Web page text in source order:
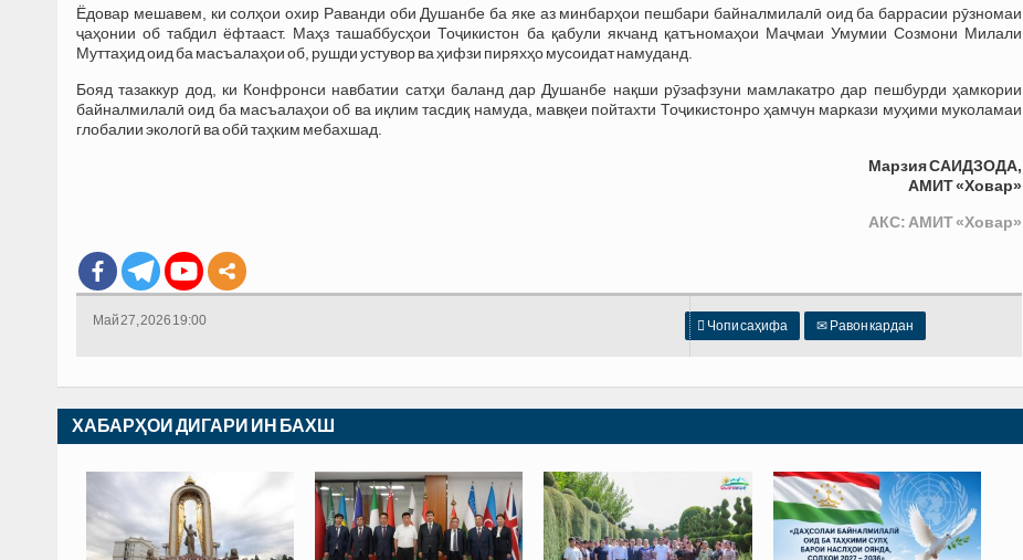
Ёдовар мешавем, ки солҳои охир Раванди оби Душанбе ба яке аз минбарҳои пешбари байналмилалӣ оид ба баррасии рӯзномаи
ҷаҳонии об табдил ёфтааст. Маҳз ташаббусҳои Тоҷикистон ба қабули якчанд қатъномаҳои Маҷмаи Умумии Созмони Милали
Муттаҳид оид ба масъалаҳои об, рушди устувор ва ҳифзи пиряхҳо мусоидат намуданд.
Бояд тазаккур дод, ки Конфронси навбатии сатҳи баланд дар Душанбе нақши рӯзафзуни мамлакатро дар пешбурди ҳамкории
байналмилалӣ оид ба масъалаҳои об ва иқлим тасдиқ намуда, мавқеи пойтахти Тоҷикистонро ҳамчун маркази муҳими муколамаи
глобалии экологӣ ва обӣ таҳким мебахшад.
Марзия САИДЗОДА,
АМИТ «Ховар»
АКС: АМИТ «Ховар»
 Чопи саҳифа ✉ Равон кардан
Май 27, 2026 19:00
ХАБАРҲОИ ДИГАРИ ИН БАХШ